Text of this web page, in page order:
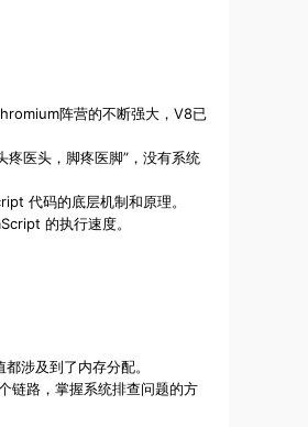
阵营的不断强大，V8已
医头，脚疼医脚”，没有系统
代码的底层机制和原理。
的执行速度。
涉及到了内存分配。
链路，掌握系统排查问题的方